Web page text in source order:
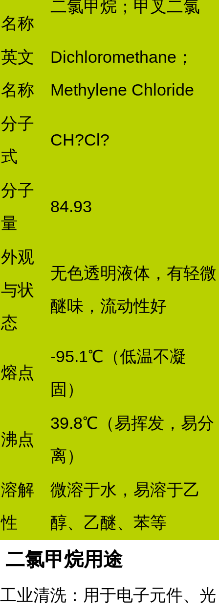
名称
二氯甲烷；甲叉二氯
英文
名称
Dichloromethane；
Methylene Chloride
分子
式
CH?Cl?
分子
量
84.93
外观
与状
态
无色透明液体，有轻微
醚味，流动性好
熔点
-95.1℃（低温不凝
固）
沸点
39.8℃（易挥发，易分
离）
溶解
性
微溶于水，易溶于乙
醇、乙醚、苯等
二氯甲烷用途
工业清洗：用于电子元件、光